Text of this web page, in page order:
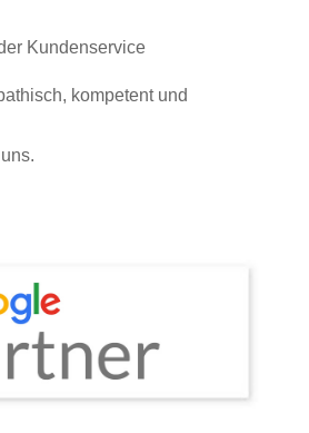
Kundenservice
kompetent und